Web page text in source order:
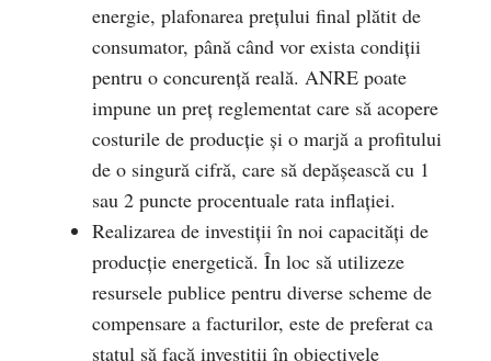
energie, plafonarea prețului final plătit de
consumator, până când vor exista condiții
pentru o concurență reală. ANRE poate
impune un preț reglementat care să acopere
costurile de producție și o marjă a profitului
de o singură cifră, care să depășească cu 1
sau 2 puncte procentuale rata inflației.
Realizarea de investiții în noi capacități de
producție energetică. În loc să utilizeze
resursele publice pentru diverse scheme de
compensare a facturilor, este de preferat ca
statul să facă investiții în obiectivele